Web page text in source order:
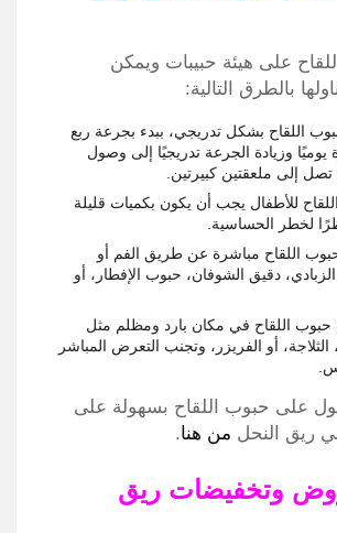
على هيئة حبيبات ويمكن
بالطرق التالية:
اللقاح بشكل تدريجي، ببدء بجرعة ربع
وزيادة الجرعة تدريجيًا إلى وصول
إلى ملعقتين كبيرتين.
للأطفال يجب أن يكون بكميات قليلة
لخطر الحساسية.
اللقاح مباشرة عن طريق الفم أو
الزبادي، دقيق الشوفان، حبوب الإفطار، أو
حبوب اللقاح في مكان بارد ومظلم مثل
أو الفريزر، وتجنب التعرض المباشر
على حبوب اللقاح بسهولة على
ريق النحل من هنا.
وتخفيضات ريق